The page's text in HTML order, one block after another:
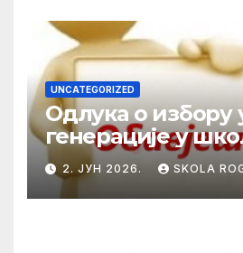
UNCATEGORIZED
Одлука о избору
генерације у
2025/2026.
2. ЈУН 2026. SKOLA